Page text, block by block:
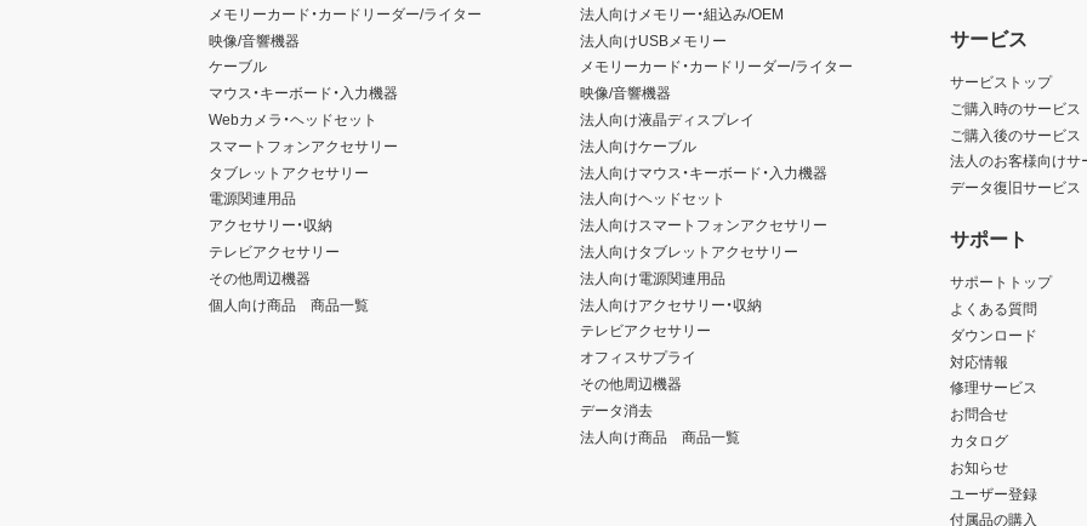
メモリーカード・カードリーダー/ライター
映像/音響機器
ケーブル
マウス・キーボード・入力機器
Webカメラ・ヘッドセット
スマートフォンアクセサリー
タブレットアクセサリー
電源関連用品
アクセサリー・収納
テレビアクセサリー
その他周辺機器
個人向け商品 商品一覧
法人向けメモリー・組込み/OEM
法人向けUSBメモリー
メモリーカード・カードリーダー/ライター
映像/音響機器
法人向け液晶ディスプレイ
法人向けケーブル
法人向けマウス・キーボード・入力機器
法人向けヘッドセット
法人向けスマートフォンアクセサリー
法人向けタブレットアクセサリー
法人向け電源関連用品
法人向けアクセサリー・収納
テレビアクセサリー
オフィスサプライ
その他周辺機器
データ消去
法人向け商品 商品一覧
サービス
サービストップ
ご購入時のサービス
ご購入後のサービス
法人のお客様向けサ
データ復旧サービス
サポート
サポートトップ
よくある質問
ダウンロード
対応情報
修理サービス
お問合せ
カタログ
お知らせ
ユーザー登録
付属品の購入